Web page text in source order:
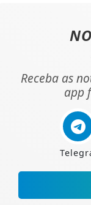
Receba as
app